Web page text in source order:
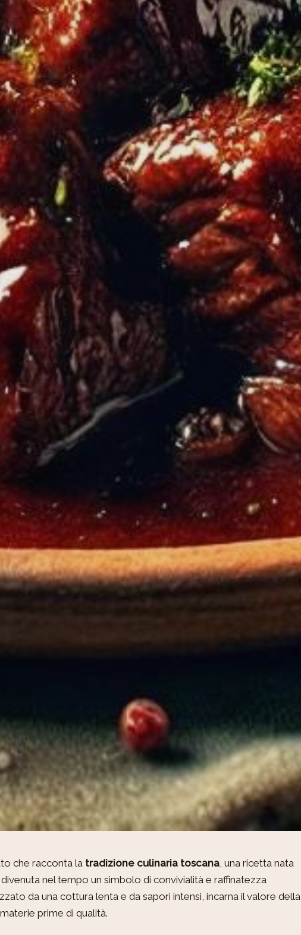
che racconta la tradizione culinaria toscana , una ricetta nata
nel tempo un simbolo di convivialità e raffinatezza
da una cottura lenta e da sapori intensi, incarna il valore della
prime di qualità.